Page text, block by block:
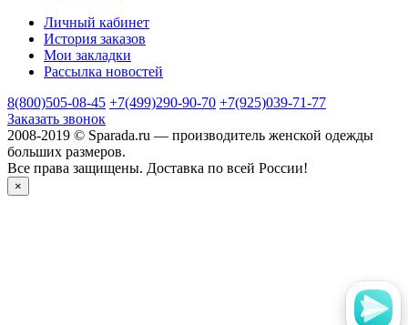
Личный кабинет
История заказов
Мои закладки
Рассылка новостей
8(800)505-08-45 +7(499)290-90-70 +7(925)039-71-77
Заказать звонок
2008-2019 © Sparada.ru — производитель женской одежды
больших размеров.
Все права защищены. Доставка по всей России!
×